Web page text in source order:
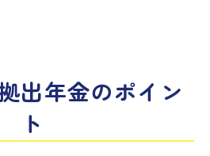
出年金のポイン
ト